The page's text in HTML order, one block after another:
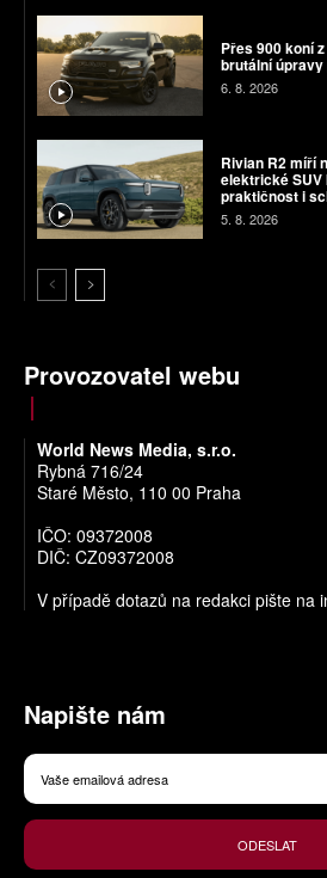
Přes 900 koní
brutální
6. 8. 2026
Rivian R2 míří
elektrické
praktičnost i
5. 8. 2026
Provozovatel webu
World News Media, s.r.o.
Rybná 716/24
Staré Město, 110 00 Praha
IČO: 09372008
DIČ: CZ09372008
V případě dotazů na redakci pište na
Napište nám
ODESLAT